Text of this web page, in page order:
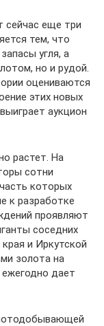
сейчас еще три
тем, что
угля, а
но и рудой.
оцениваются
этих новых
аукцион
растет. На
сотни
которых
к разработке
проявляют
соседних
и Иркутской
золота на
дает